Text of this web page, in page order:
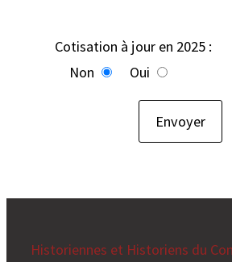
Cotisation à jour en 2025 :
Non
Oui
Historiennes et Historiens du